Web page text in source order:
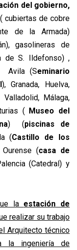
del gobierno,
cubiertas de cobre
de la Armada)
gasolineras de
de S. Ildefonso) ,
Avila (Seminario
), Granada, Huelva,
Valladolid, Málaga,
( Museo del
) (piscinas de
(Castillo de los
(casa de
(Catedral) y
la estación de
realizar su trabajo
Arquitecto técnico
la ingeniería de